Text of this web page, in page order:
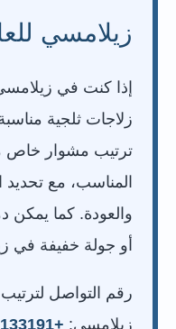
زيلامسي
إذا كنت في
زلاجات ثلجية
ترتيب مشوار خاص
المناسب، مع تحديد
والعودة. كما يمكن
أو جولة خفيفة
رقم التواصل
زيلامسي: +436642133191